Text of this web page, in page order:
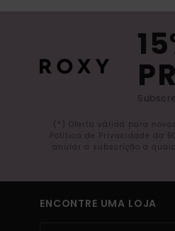
(*) Oferta válida para
Política de Privacidade da
anular a subscrição a
ENCONTRE UMA LOJA